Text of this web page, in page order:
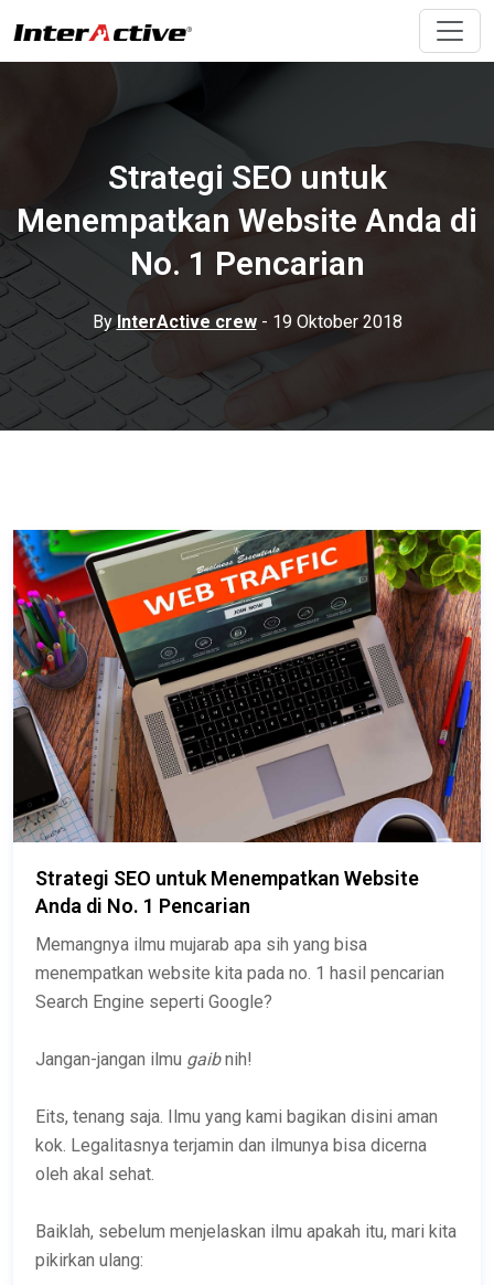
Strategi SEO untuk
Menempatkan Website Anda di
No. 1 Pencarian
ByInterActive crew- 19 Oktober 2018
Strategi SEO untuk Menempatkan Website
Anda di No. 1 Pencarian
Memangnya ilmu mujarab apa sih yang bisa
menempatkan website kita pada no. 1 hasil pencarian
Search Engine seperti Google?
Jangan-jangan ilmu gaibnih!
Eits, tenang saja. Ilmu yang kami bagikan disini aman
kok. Legalitasnya terjamin dan ilmunya bisa dicerna
oleh akal sehat.
Baiklah, sebelum menjelaskan ilmu apakah itu, mari kita
pikirkan ulang: